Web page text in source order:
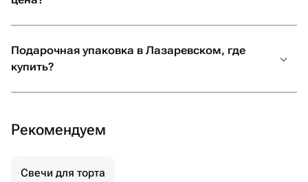
Подарочная упаковка в Лазаревском, где
купить?
Рекомендуем
Свечи для торта